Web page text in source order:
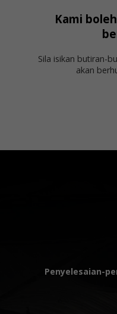
Kami
Sila isikan butiran-
akan
Penyelesaian-